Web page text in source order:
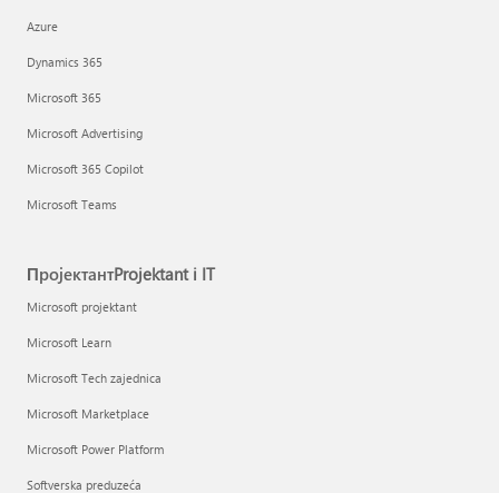
Azure
Dynamics 365
Microsoft 365
Microsoft Advertising
Microsoft 365 Copilot
Microsoft Teams
ПројектантProjektant i IT
Microsoft projektant
Microsoft Learn
Microsoft Tech zajednica
Microsoft Marketplace
Microsoft Power Platform
Softverska preduzeća